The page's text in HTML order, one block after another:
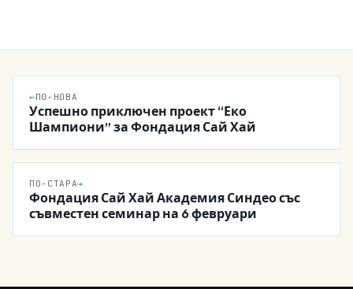
←ПО-НОВА
Успешно приключен проект “Еко
Шампиони” за Фондация Сай Хай
ПО-СТАРА→
Фондация Сай Хай Академия Синдео със
съвместен семинар на 6 февруари